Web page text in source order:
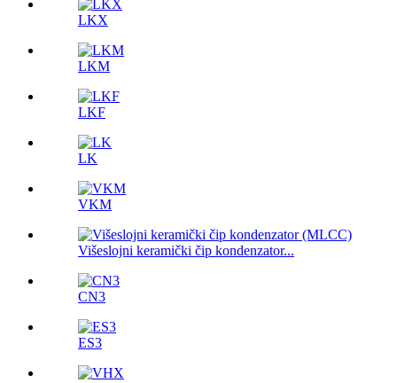
LKX
LKM
LKF
LK
VKM
Višeslojni keramički čip kondenzator...
CN3
ES3